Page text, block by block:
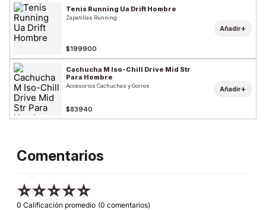
Tenis Running Ua Drift Hombre
Zapatillas Running
$199900
Añadir+
Cachucha M Iso-Chill Drive Mid Str
Para Hombre
Accesorios Cachuchas y Gorros
$83940
Añadir+
Comentarios
☆☆☆☆☆
0 Calificación promedio (0 comentarios)